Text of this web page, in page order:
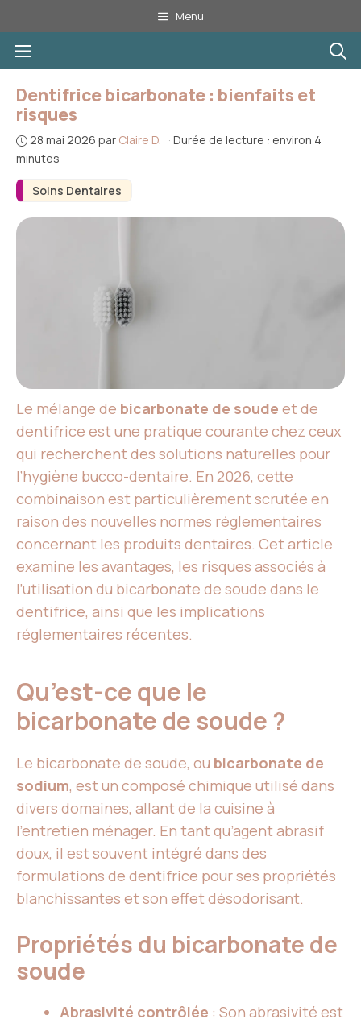
au
contenu
Menu
Menu
Soins Dentaires
Dentifrice bicarbonate : bienfaits et
risques
28 mai 2026 par Claire D. · Durée de lecture : environ 4
minutes
Le mélange de bicarbonate de soude et de
dentifrice est une pratique courante chez ceux
qui recherchent des solutions naturelles pour
l’hygiène bucco-dentaire. En 2026, cette
combinaison est particulièrement scrutée en
raison des nouvelles normes réglementaires
concernant les produits dentaires. Cet article
examine les avantages, les risques associés à
l’utilisation du bicarbonate de soude dans le
dentifrice, ainsi que les implications
réglementaires récentes.
Qu’est-ce que le
bicarbonate de soude ?
Le bicarbonate de soude, ou bicarbonate de
sodium, est un composé chimique utilisé dans
divers domaines, allant de la cuisine à
l’entretien ménager. En tant qu’agent abrasif
doux, il est souvent intégré dans des
formulations de dentifrice pour ses propriétés
blanchissantes et son effet désodorisant.
Propriétés du bicarbonate de
soude
Abrasivité contrôlée : Son abrasivité est